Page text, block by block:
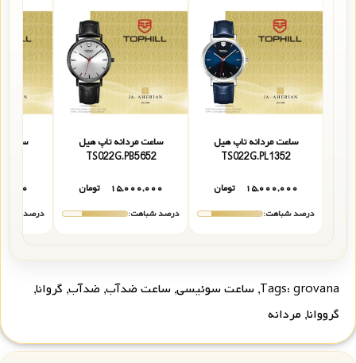
ساعت مردانه تاپ هیل
TS022G.PL1352
۱۵,۰۰۰,۰۰۰
تومان
درصد شباهت:
ساعت مردانه تاپ هیل
TS022G.PB5652
۱۵,۰۰۰,۰۰۰
تومان
درصد شباهت:
ساعت
درصد
Tags: grovana
, ساعت سوئیسی, ساعت ضدآب, ضدآب, گروانا,
گرووانا, مردانه